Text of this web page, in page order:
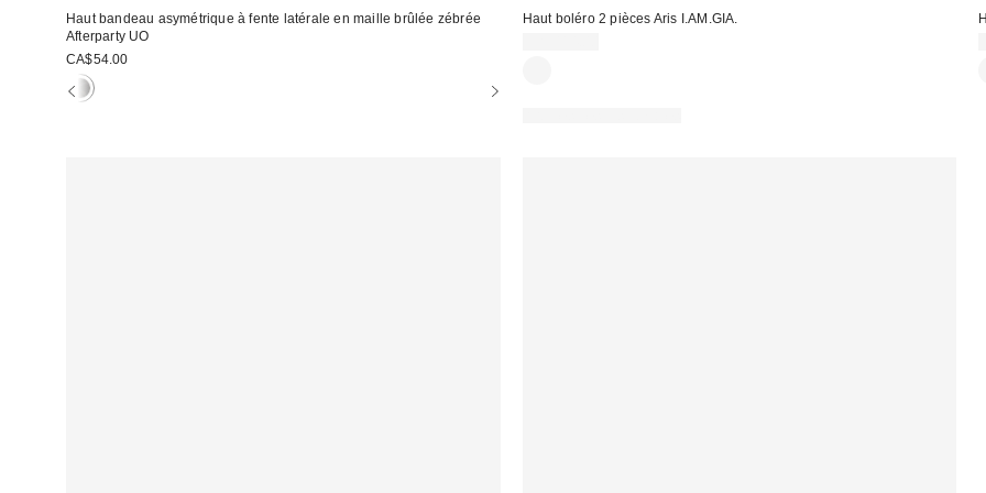
Haut bandeau asymétrique à fente latérale en maille brûlée zébrée
Afterparty UO
CA$54.00
Haut boléro 2 pièces Aris I.AM.GIA.